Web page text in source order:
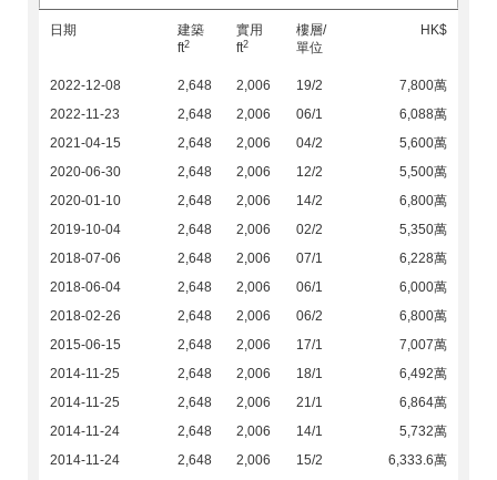
日期
建築
ft2
實用
ft2
樓層/
單位
HK$
2022-12-08 2,648 2,006 19/2
7,800萬
2022-11-23
2,648 2,006 06/1
6,088萬
2021-04-15
2,648 2,006 04/2
5,600萬
2020-06-30
2,648 2,006 12/2
5,500萬
2020-01-10
2,648 2,006 14/2
6,800萬
2019-10-04
2,648 2,006 02/2
5,350萬
2018-07-06
2,648 2,006 07/1
6,228萬
2018-06-04
2,648 2,006 06/1
6,000萬
2018-02-26
2,648 2,006 06/2
6,800萬
2015-06-15
2,648 2,006 17/1
7,007萬
2014-11-25
2,648 2,006 18/1
6,492萬
2014-11-25
2,648 2,006 21/1
6,864萬
2014-11-24
2,648 2,006 14/1
5,732萬
2014-11-24
2,648 2,006 15/2 6,333.6萬